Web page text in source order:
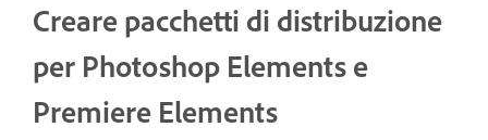
Creare pacchetti di distribuzione
per Photoshop Elements e
Premiere Elements